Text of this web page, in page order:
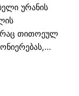
ურანის
რაც თითოეულ